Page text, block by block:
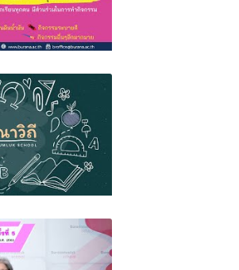
บาล ภาคเรียนที่
รียนบูรณาวิถี โรงเรียน